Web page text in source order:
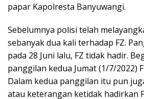
papar Kapolresta Banyuwangi.
Sebelumnya polisi telah
sebanyak dua kali terhadap FZ.
pada 28 Juni lalu, FZ tidak hadir.
panggilan kedua Jumat (1/7/2022)
Dalam kedua panggilan itu pun
atau keterangan ketidak hadirkan